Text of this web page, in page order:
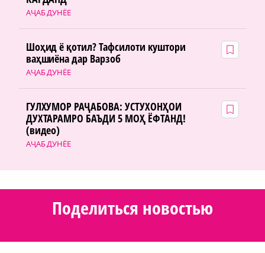
АҶАБ ДУНЁЕ
АҶАБ ДУНЁЕ
Шоҳид ё қотил? Тафсилоти куштори
ваҳшиёна дар Варзоб
АҶАБ ДУНЁЕ
ГУЛХУМОР РАҶАБОВА: УСТУХОНҲОИ
ДУХТАРАМРО БАЪДИ 5 МОҲ ЁФТАНД!
(видео)
Поделиться новостью